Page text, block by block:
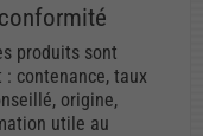
produits sont
contenance, taux
origine,
utile au